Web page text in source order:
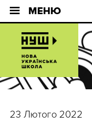
МЕНЮ
23 Лютого 2022